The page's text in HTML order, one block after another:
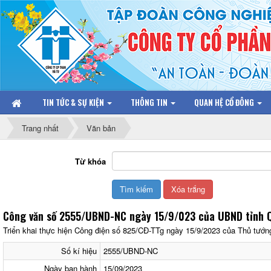
TIN TỨC & SỰ KIỆN THÔNG TIN QUAN HỆ CỔ ĐÔNG
Trang nhất Văn bản
Từ khóa
Công văn số 2555/UBND-NC ngày 15/9/023 của UBND tỉnh
Triển khai thực hiện Công điện số 825/CĐ-TTg ngày 15/9/2023 của Thủ
Số kí hiệu 2555/UBND-NC
Ngày ban hành
15/09/2023